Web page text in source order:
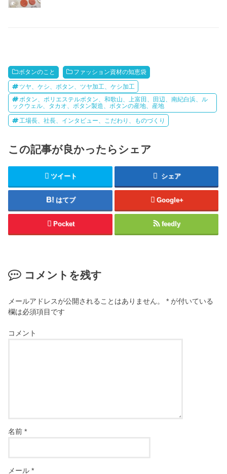
ボタンのこと ファッション資材の知恵袋
ツヤ、ケシ、ボタン、ツヤ加工、ケシ加工
ボタン、ポリエステルボタン、和歌山、上富田、田辺、南紀白浜、ル
ックウェル、タカオ、ボタン製造、ボタンの産地、産地
工場長、社長、インタビュー、こだわり、ものづくり
この記事が良かったらシェア
ツイート シェア
はてブ Google+
Pocket feedly
コメントを残す
メールアドレスが公開されることはありません。 * が付いている
欄は必須項目です
コメント
名前*
メール*